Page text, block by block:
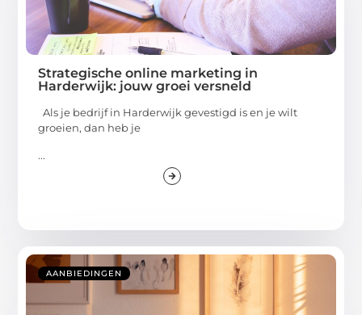
Strategische online marketing in
Harderwijk: jouw groei versneld
Als je bedrijf in Harderwijk gevestigd is en je wilt
groeien, dan heb je
...
AANBIEDINGEN